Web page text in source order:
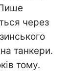
Лише
через
танкери.
тому.